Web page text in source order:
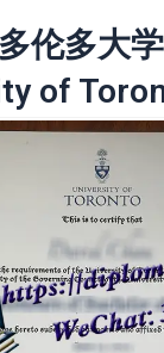
伦多大
of